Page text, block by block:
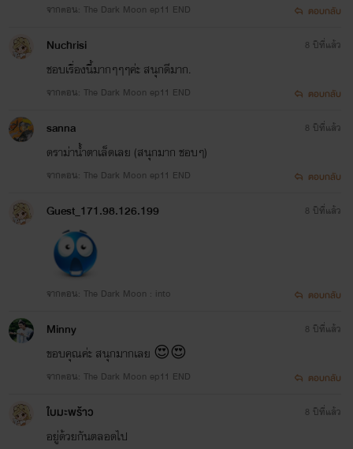
จากตอน: The Dark Moon ep11 END ตอบกลับ
Nuchrisi
ชอบเรื่องนี้มากๆๆๆค่ะ สนุกดีมาก.
จากตอน: The Dark Moon ep11 END
8 ปีที่แล้ว
ตอบกลับ
sanna
ดราม่าน้ำตาเล็ดเลย (สนุกมาก ชอบๆ)
จากตอน: The Dark Moon ep11 END
8 ปีที่แล้ว
ตอบกลับ
Guest_171.98.126.199
จากตอน: The Dark Moon : into
8 ปีที่แล้ว
ตอบกลับ
Minny
ขอบคุณค่ะ สนุกมากเลย 😍😍
จากตอน: The Dark Moon ep11 END
8 ปีที่แล้ว
ตอบกลับ
ใบมะพร้าว
อยู่ด้วยกันตลอดไป
8 ปีที่แล้ว